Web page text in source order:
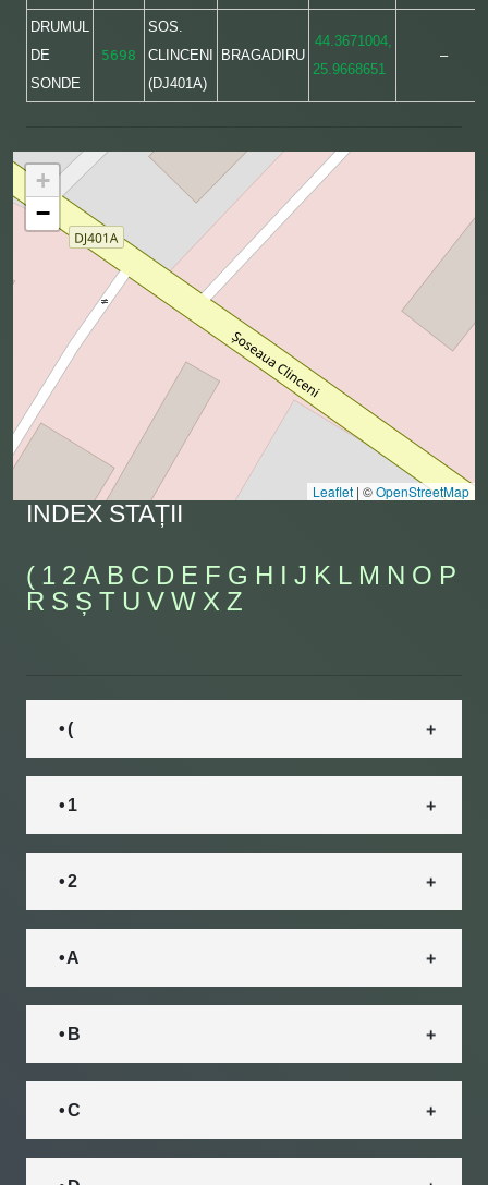
DRUMUL
DE
SONDE
5698
SOS.
CLINCENI
(DJ401A)
BRAGADIRU
44.3671004,
25.9668651
–
+
−
Leaflet | ©OpenStreetMap
INDEX STAȚII
( 1 2 A B C D E F G H I J K L M N O P
R S Ș T U V W X Z
• (
• 1
• 2
• A
• B
• C